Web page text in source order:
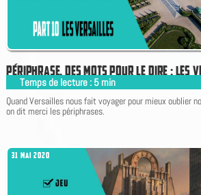
PÉRIPHRASE,DESMOTSPOURLEDIRE:LESV
Temps de lecture : 5 min
Quand Versailles nous fait voyager pour mieux oublier
on dit merci les périphrases.
31 MAI 2020